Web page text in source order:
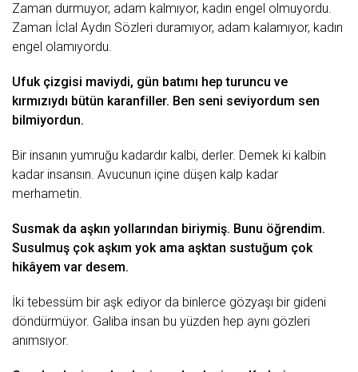
Zaman durmuyor, adam kalmıyor, kadın engel olmuyordu.
Zaman İclal Aydın Sözleri duramıyor, adam kalamıyor, kadın
engel olamıyordu.
Ufuk çizgisi maviydi, gün batımı hep turuncu ve
kırmızıydı bütün karanfiller. Ben seni seviyordum sen
bilmiyordun.
Bir insanın yumruğu kadardır kalbi, derler. Demek ki kalbin
kadar insansın. Avucunun içine düşen kalp kadar
merhametin.
Susmakda aşkın yollarından biriymiş. Bunu öğrendim.
Susulmuş çok aşkım yok ama aşktan sustuğum çok
hikâyem var desem.
İki tebessüm bir aşk ediyor da binlerce gözyaşı bir gideni
döndürmüyor. Galiba insan bu yüzden hep aynı gözleri
anımsıyor.